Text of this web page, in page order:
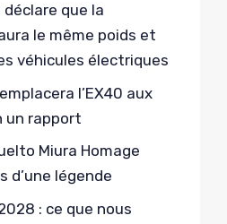
déclare que la
le même poids et
véhicules électriques
l’EX40 aux
un rapport
Miura Homage
d’une légende
: ce que nous